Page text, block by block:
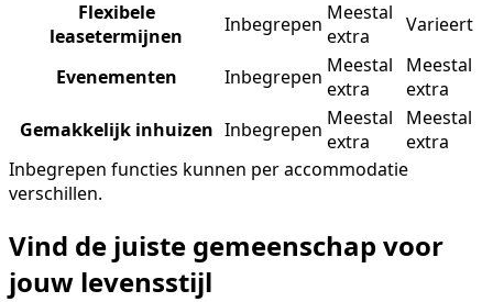
Flexibele
leasetermijnen
Inbegrepen Meestal
extra
Varieert
Evenementen Inbegrepen Meestal
extra
Meestal
extra
Gemakkelijk inhuizen Inbegrepen Meestal
extra
Meestal
extra
Inbegrepen functies kunnen per accommodatie
verschillen.
Vind de juiste gemeenschap voor
jouw levensstijl